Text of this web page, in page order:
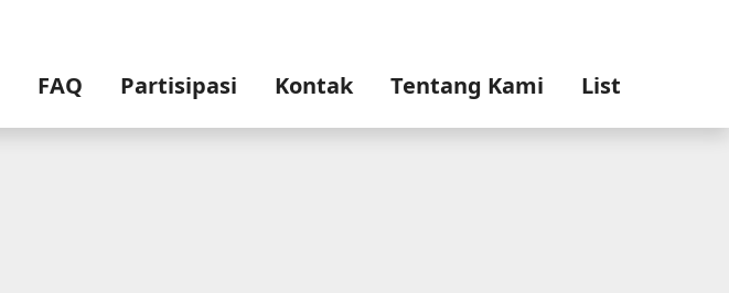
FAQ Partisipasi Kontak Tentang Kami List